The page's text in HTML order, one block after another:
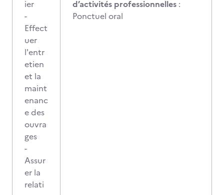
ier
-
Effect
uer
l'entr
etien
et la
maint
enanc
e des
ouvra
ges
-
Assur
er la
relati
d’activités professionnelles :
Ponctuel oral